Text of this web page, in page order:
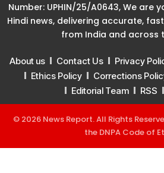
Number: UPHIN/25/A0643, We are
Hindi news, delivering accurate,
from India and across
About us Contact Us Privacy
Ethics Policy
Corrections
Editorial Team
RSS
© 2026 News Report. All Rights
the DNPA Code of